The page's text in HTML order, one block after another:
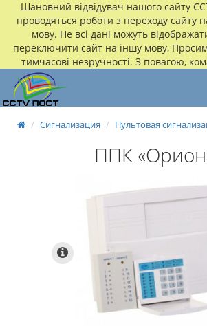
Шановний відвідувач нашого сайту
проводяться роботи з переходу сайту
мову. Не всі дані можуть
переключити сайт на іншу мову,
тимчасові незручності. З повагою,
Сигнализация Пультовая
ППК